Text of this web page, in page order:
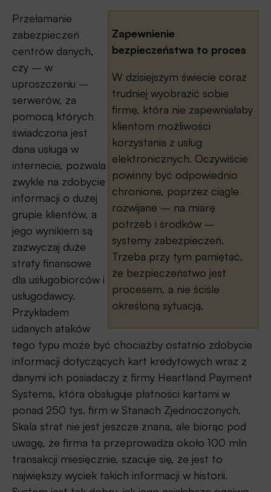
Zapewnienie
bezpieczeństwa to proces
W dzisiejszym świecie coraz
trudniej wyobrazić sobie
firmę, która nie zapewniałaby
klientom możliwości
korzystania z usług
elektronicznych. Oczywiście
powinny być odpowiednio
chronione, poprzez ciągle
rozwijane – na miarę
potrzeb i środków –
systemy zabezpieczeń.
Trzeba przy tym pamiętać,
że bezpieczeństwo jest
procesem, a nie ściśle
określoną sytuacją.
Przełamanie
zabezpieczeń
centrów danych,
czy – w
uproszczeniu –
serwerów, za
pomocą których
świadczona jest
dana usługa w
internecie, pozwala
zwykle na zdobycie
informacji o dużej
grupie klientów, a
jego wynikiem są
zazwyczaj duże
straty finansowe
dla usługobiorców i
usługodawcy.
Przykładem
udanych ataków
tego typu może być chociażby ostatnio zdobycie
informacji dotyczących kart kredytowych wraz z
danymi ich posiadaczy z firmy Heartland Payment
Systems, która obsługuje płatności kartami w
ponad 250 tys. firm w Stanach Zjednoczonych.
Skala strat nie jest jeszcze znana, ale biorąc pod
uwagę, że firma ta przeprowadza około 100 mln
transakcji miesięcznie, szacuje się, że jest to
największy wyciek takich informacji w historii.